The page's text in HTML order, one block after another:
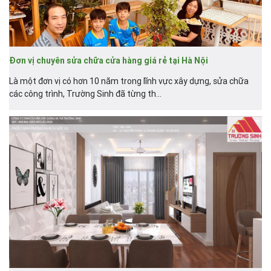
Đơn vị chuyên sửa chữa cửa hàng giá rẻ tại Hà Nội
Là một đơn vị có hơn 10 năm trong lĩnh vực xây dựng, sửa chữa
các công trình, Trường Sinh đã từng th...